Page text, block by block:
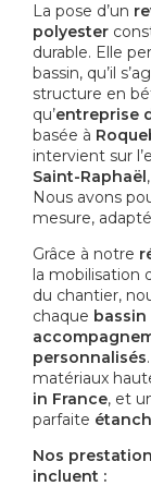
La pose d’un
polyester
durable. Elle
bassin, qu’il
structure en
qu’entreprise
basée à
intervient sur
Saint-Raphaël,
Nous avons
mesure,
Grâce à notre
la mobilisation
du chantier,
chaque bassin
personnalisés
matériaux
in France, et
parfaite
Nos
incluent :